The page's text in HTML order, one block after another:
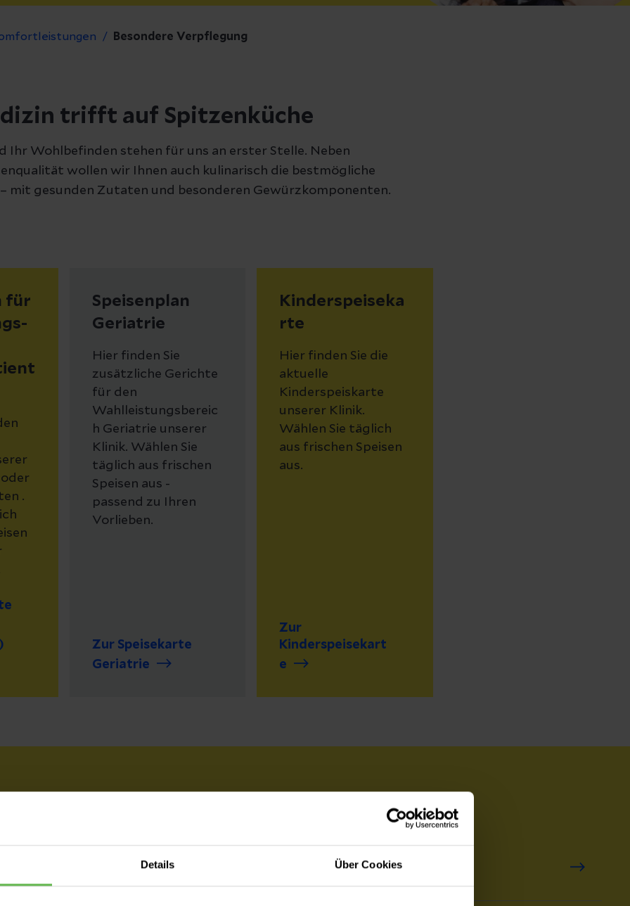
Details Über Cookies
Besondere Verpflegung
trifft auf Spitzenküche
Ihr Wohlbefinden stehen für uns an erster Stelle. Neben
wollen wir Ihnen auch kulinarisch die bestmögliche
mit gesunden Zutaten und besonderen Gewürzkomponenten.
für
.
Speisenplan
Geriatrie
Hier finden Sie
zusätzliche Gerichte
für den
Wahlleistungsbereic
h Geriatrie unserer
Klinik. Wählen Sie
täglich aus frischen
Speisen aus -
passend zu Ihren
Vorlieben.
Zur Speisekarte
Geriatrie
Kinderspeiseka
rte
Hier finden Sie die
aktuelle
Kinderspeiskarte
unserer Klinik.
Wählen Sie täglich
aus frischen Speisen
aus.
Zur
Kinderspeisekart
e
und
Komfortbereich